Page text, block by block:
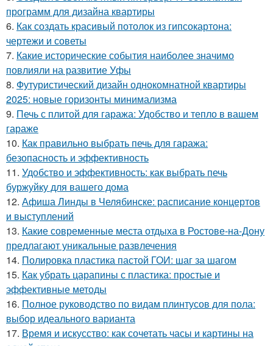
программ для дизайна квартиры
6. Как создать красивый потолок из гипсокартона:
чертежи и советы
7. Какие исторические события наиболее значимо
повлияли на развитие Уфы
8. Футуристический дизайн однокомнатной квартиры
2025: новые горизонты минимализма
9. Печь с плитой для гаража: Удобство и тепло в вашем
гараже
10. Как правильно выбрать печь для гаража:
безопасность и эффективность
11. Удобство и эффективность: как выбрать печь
буржуйку для вашего дома
12. Афиша Линды в Челябинске: расписание концертов
и выступлений
13. Какие современные места отдыха в Ростове-на-Дону
предлагают уникальные развлечения
14. Полировка пластика пастой ГОИ: шаг за шагом
15. Как убрать царапины с пластика: простые и
эффективные методы
16. Полное руководство по видам плинтусов для пола:
выбор идеального варианта
17. Время и искусство: как сочетать часы и картины на